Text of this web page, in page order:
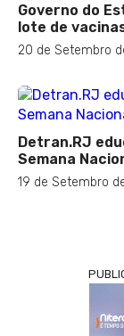
Governo do
lote de
20 de Setembro
Detran.RJ
Semana
19 de Setembro